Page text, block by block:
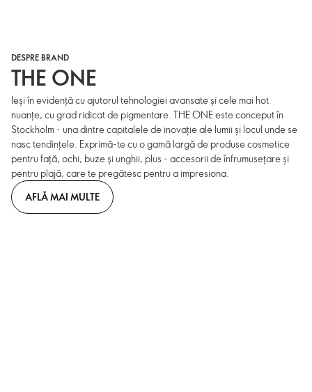
DESPRE BRAND
THE ONE
Ieși în evidență cu ajutorul tehnologiei avansate și cele mai hot
nuanțe, cu grad ridicat de pigmentare. THE ONE este conceput în
Stockholm - una dintre capitalele de inovație ale lumii și locul unde se
nasc tendințele. Exprimă-te cu o gamă largă de produse cosmetice
pentru față, ochi, buze și unghii, plus - accesorii de înfrumusețare și
pentru plajă, care te pregătesc pentru a impresiona.
AFLĂ MAI MULTE